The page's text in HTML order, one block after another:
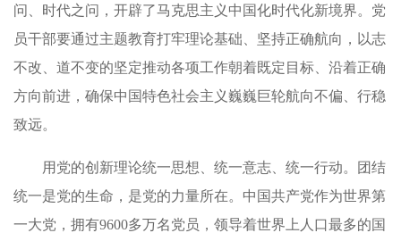
问、时代之问，开辟了马克思主义中国化时代化新境界。党
员干部要通过主题教育打牢理论基础、坚持正确航向，以志
不改、道不变的坚定推动各项工作朝着既定目标、沿着正确
方向前进，确保中国特色社会主义巍巍巨轮航向不偏、行稳
致远。
用党的创新理论统一思想、统一意志、统一行动。团结
统一是党的生命，是党的力量所在。中国共产党作为世界第
一大党，拥有9600多万名党员，领导着世界上人口最多的国